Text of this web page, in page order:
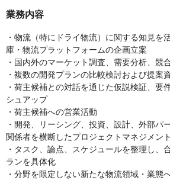
業務内容
・物流（特にドライ物流）に関する知見を
庫・物流プラットフォームの企画立案
・国内外のマーケット調査、需要分析、競
・複数の開発プランの比較検討および提案
・荷主候補との対話を通じた仮説検証、要
シュアップ
・荷主候補への営業活動
・開発、リーシング、投資、設計、外部パ
関係者を横断したプロジェクトマネジメント
・タスク、論点、スケジュールを整理し、
ランを具体化
・分野を限定しない新たな物流領域・業態